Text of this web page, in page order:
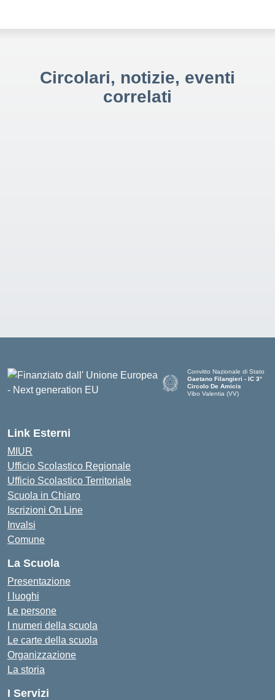
Circolari, notizie, eventi
correlati
Convitto Nazionale di Stato
Gaetano Filangieri - IC 3°
Circolo De Amicis
Vibo Valentia (VV)
Link Esterni
MIUR
Ufficio Scolastico Regionale
Ufficio Scolastico Territoriale
Scuola in Chiaro
Iscrizioni On Line
Invalsi
Comune
La Scuola
Presentazione
I luoghi
Le persone
I numeri della scuola
Le carte della scuola
Organizzazione
La storia
I Servizi